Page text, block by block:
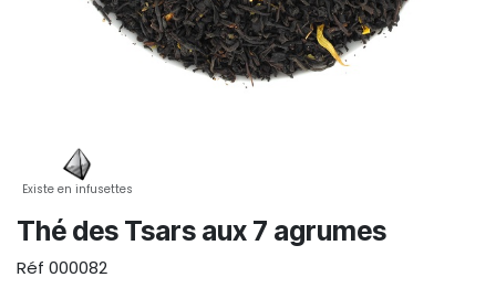
Existe en infusettes
Thé des Tsars aux 7 agrumes
Réf 000082